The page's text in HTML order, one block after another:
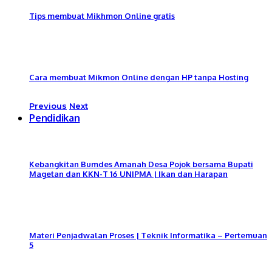
Tips membuat Mikhmon Online gratis
Cara membuat Mikmon Online dengan HP tanpa Hosting
Previous Next
Pendidikan
Kebangkitan Bumdes Amanah Desa Pojok bersama Bupati
Magetan dan KKN-T 16 UNIPMA | Ikan dan Harapan
Materi Penjadwalan Proses | Teknik Informatika – Pertemuan
5